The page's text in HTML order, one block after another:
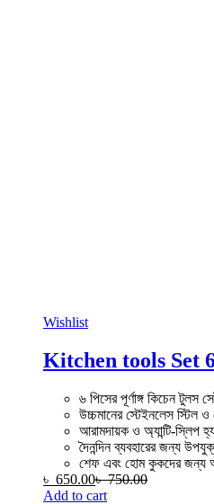
Wishlist
Kitchen tools Set
৬ পিসের পূর্ণাঙ্গ কিচেন টুলস
উচ্চমানের স্টেইনলেস স্টিল
আরামদায়ক ও অ্যান্টি-স্লিপ
দৈনন্দিন ব্যবহারের জন্য
শেফ এবং হোম কুকদের জন্য
৳ 650.00৳750.00
Add to cart